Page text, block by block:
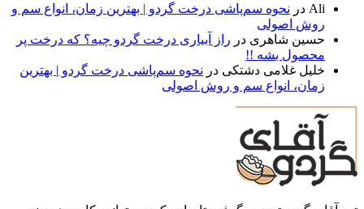
Ali در نحوه سم‌پاشی درخت گردو | بهترین زمان، انواع سم و
روش اصولی
حسین شاهری در راز آبیاری درخت گردو چیه؟ که درخت پر
محصول بشه !!
خلیل غلامی دشتکی در نحوه سم‌پاشی درخت گردو | بهترین
زمان، انواع سم و روش اصولی